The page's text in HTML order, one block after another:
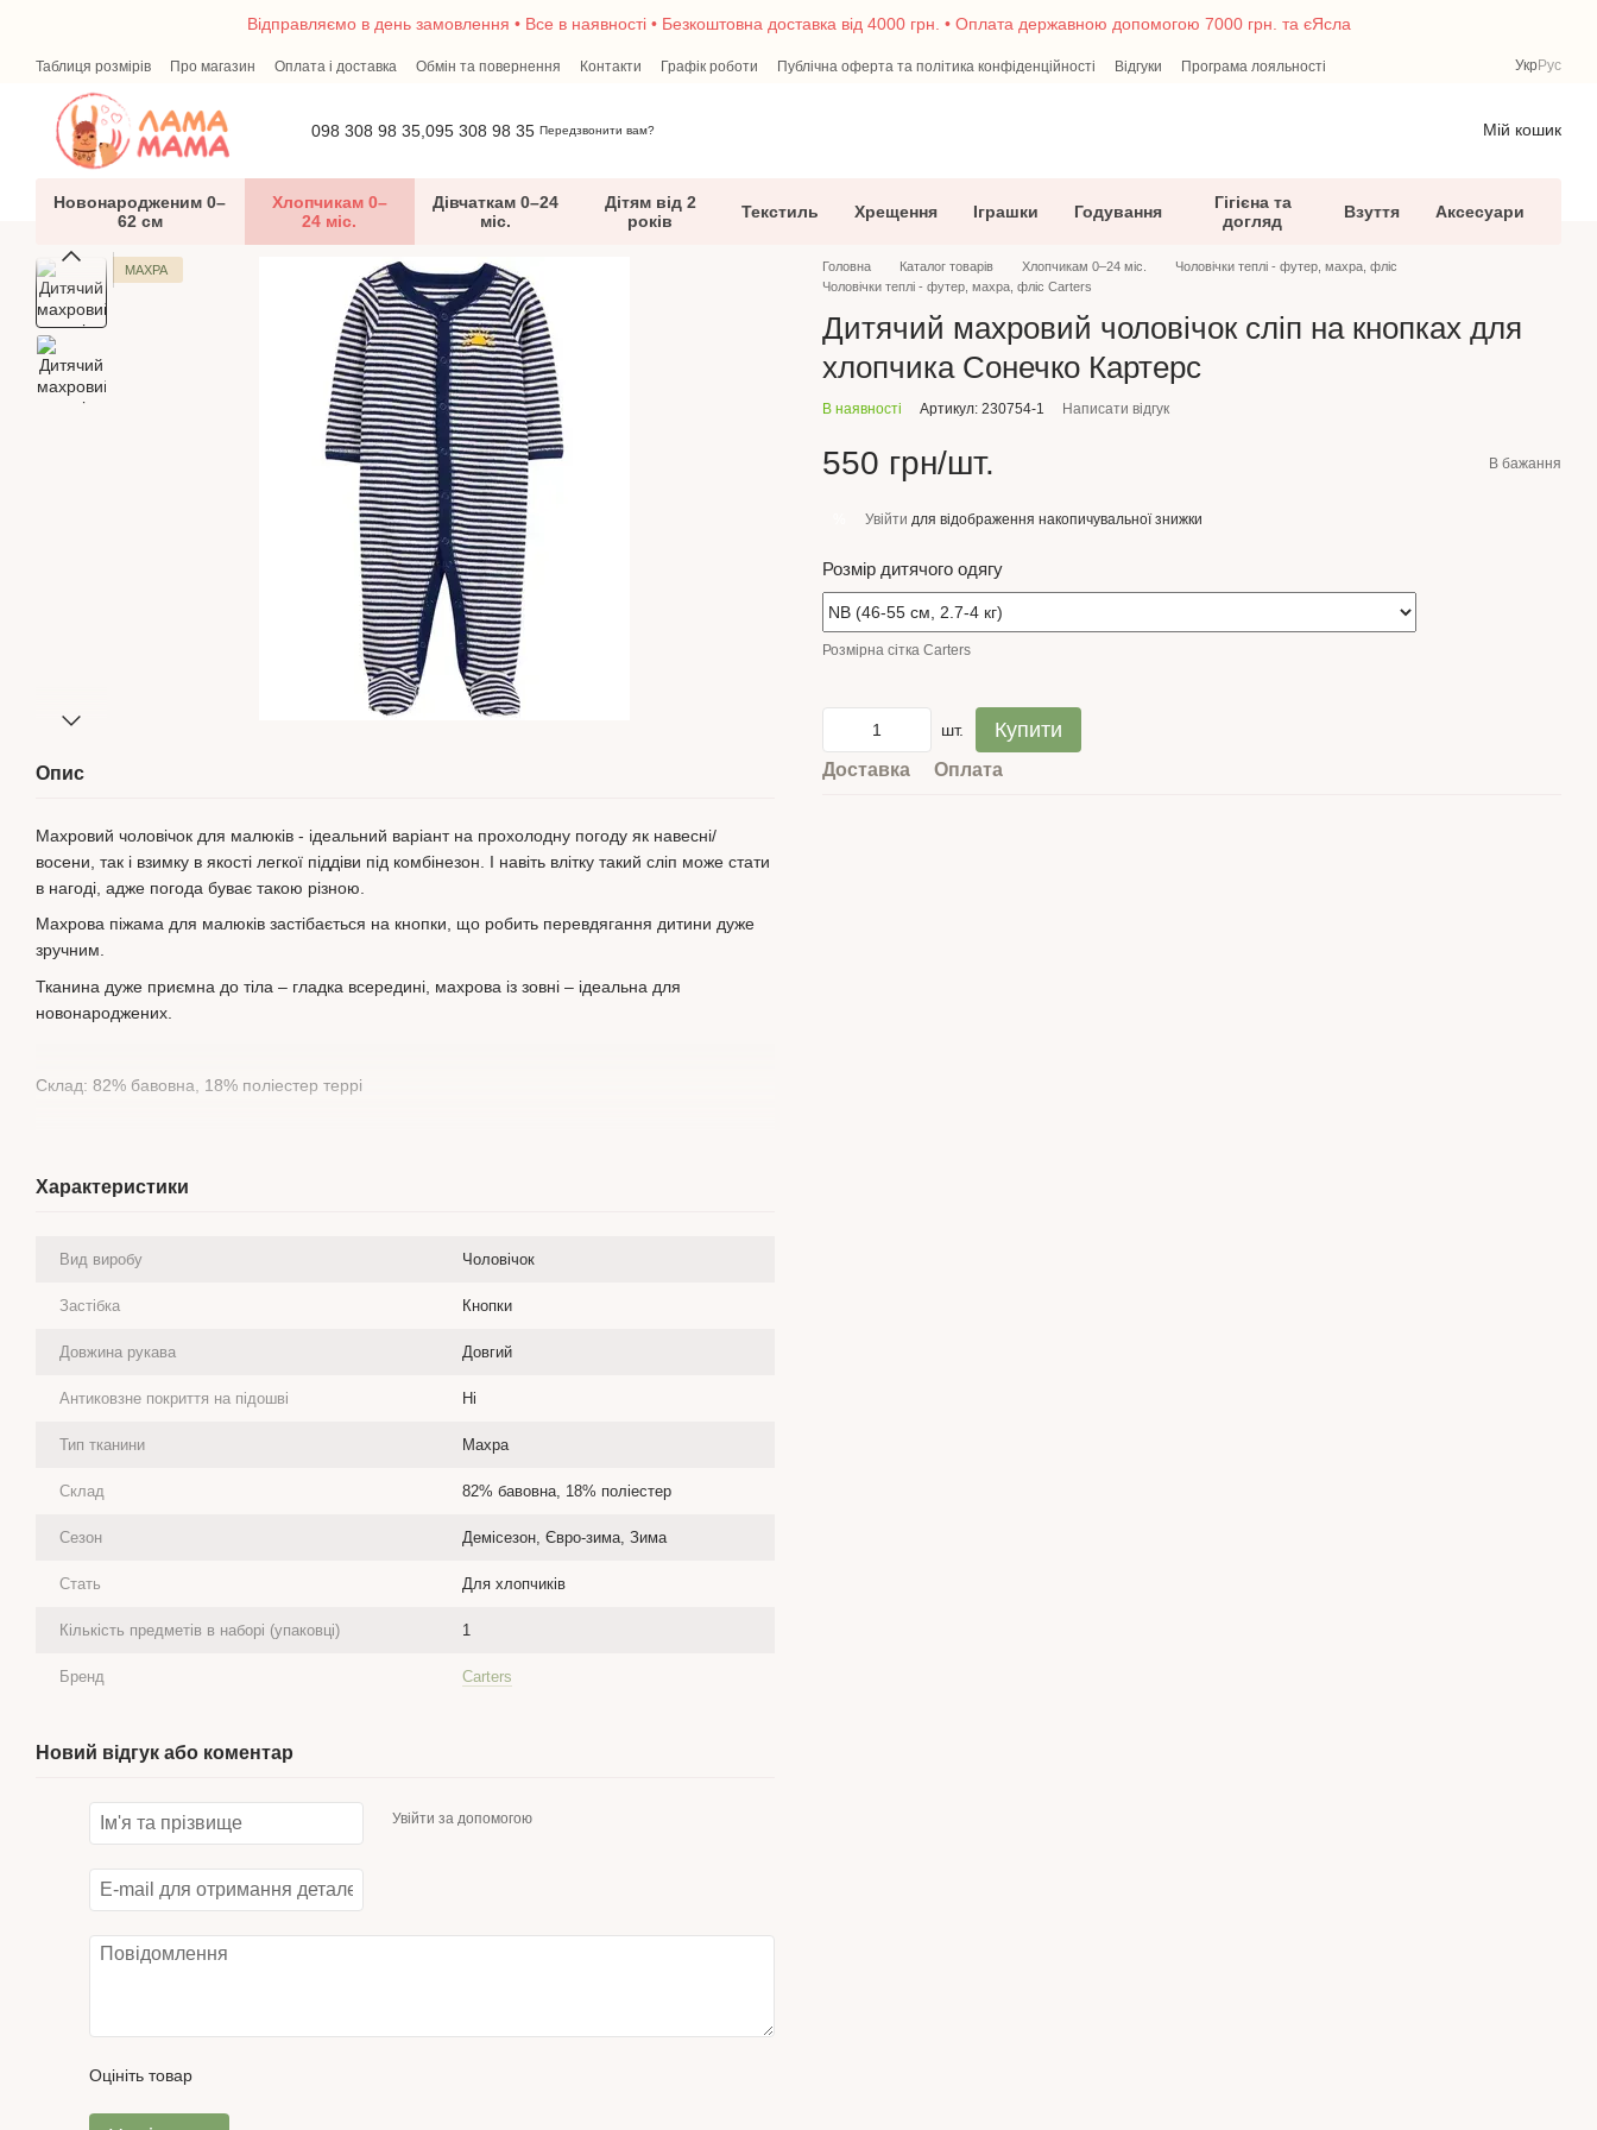
Перейти до основного контентуВідправляємо в день замовлення • Все в наявності • Безкоштовна доставка від 4000 грн. • Оплата державною допомогою 7000 грн. та єЯсла
Таблиця розмірів Про магазин Оплата і доставка Обмін та повернення Контакти Графік роботи Публічна оферта та політика конфіденційності Відгуки
Програма лояльності
Перший гардероб малюка — що потрібно новонародженому
УкрРус
098 308 98 35,095 308 98 35 Передзвонити вам? Мій кошик
Новонародженим 0–
62 см
Хлопчикам 0–
24 міс.
Дівчаткам 0–24
міс.
Дітям від 2
років
Текстиль Хрещення Іграшки Годування
Гігієна та
догляд
Взуття Аксесуари
МАХРА
Опис
Махровий чоловічок для малюків - ідеальний варіант на прохолодну погоду як навесні/
восени, так і взимку в якості легкої піддіви під комбінезон. І навіть влітку такий сліп може стати
в нагоді, адже погода буває такою різною.
Махрова піжама для малюків застібається на кнопки, що робить перевдягання дитини дуже
зручним.
Тканина дуже приємна до тіла – гладка всередині, махрова із зовні – ідеальна для
новонароджених.
Склад: 82% бавовна, 18% поліестер террі
Характеристики
Вид виробу Чоловічок
Застібка Кнопки
Довжина рукава Довгий
Антиковзне покриття на підошві Ні
Тип тканини Махра
Склад 82% бавовна, 18% поліестер
Сезон Демісезон, Євро-зима, Зима
Стать Для хлопчиків
Кількість предметів в наборі (упаковці) 1
Бренд Carters
Новий відгук або коментар
Увійти за допомогою
Оцініть товар
Головна Каталог товарів Хлопчикам 0–24 міс.
Чоловічки теплі - футер, махра, фліс
Чоловічки теплі - футер, махра, фліс Carters
Дитячий махровий чоловічок сліп на кнопках для
хлопчика Сонечко Картерс
В наявності Артикул: 230754-1 Написати відгук
550 грн/шт. В бажання
Увійти для відображення накопичувальної знижки
Розмір дитячого одягу
Розмірна сітка Carters
шт. Купити
Доставка Оплата